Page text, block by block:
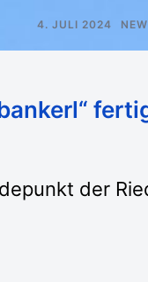
4. JULI 2024
der